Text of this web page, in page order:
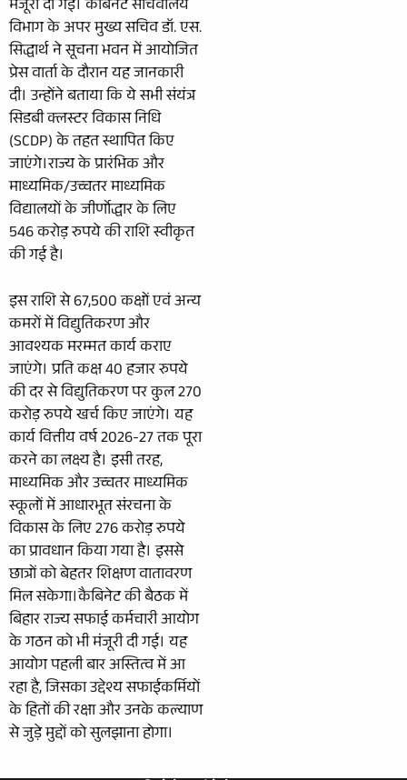
मंजूरी दी गई। कैबिनेट सचिवालय
विभाग के अपर मुख्य सचिव डॉ. एस.
सिद्धार्थ ने सूचना भवन में आयोजित
प्रेस वार्ता के दौरान यह जानकारी
दी। उन्होंने बताया कि ये सभी संयंत्र
सिडबी क्लस्टर विकास निधि
(SCDP) के तहत स्थापित किए
जाएंगे।राज्य के प्रारंभिक और
माध्यमिक/उच्चतर माध्यमिक
विद्यालयों के जीर्णोद्धार के लिए
546 करोड़ रुपये की राशि स्वीकृत
की गई है।
इस राशि से 67,500 कक्षों एवं अन्य
कमरों में विद्युतिकरण और
आवश्यक मरम्मत कार्य कराए
जाएंगे। प्रति कक्ष 40 हजार रुपये
की दर से विद्युतिकरण पर कुल 270
करोड़ रुपये खर्च किए जाएंगे। यह
कार्य वित्तीय वर्ष 2026-27 तक पूरा
करने का लक्ष्य है। इसी तरह,
माध्यमिक और उच्चतर माध्यमिक
स्कूलों में आधारभूत संरचना के
विकास के लिए 276 करोड़ रुपये
का प्रावधान किया गया है। इससे
छात्रों को बेहतर शिक्षण वातावरण
मिल सकेगा।कैबिनेट की बैठक में
बिहार राज्य सफाई कर्मचारी आयोग
के गठन को भी मंजूरी दी गई। यह
आयोग पहली बार अस्तित्व में आ
रहा है, जिसका उद्देश्य सफाईकर्मियों
के हितों की रक्षा और उनके कल्याण
से जुड़े मुद्दों को सुलझाना होगा।